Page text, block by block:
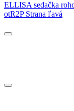
ELLISA sedačka
otR2P Strana ľavá